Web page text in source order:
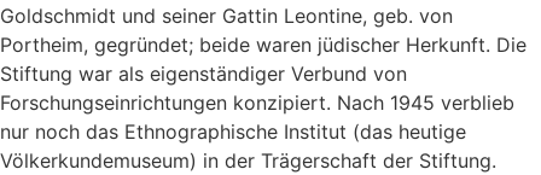
Goldschmidt und seiner Gattin Leontine, geb. von
Portheim, gegründet; beide waren jüdischer Herkunft. Die
Stiftung war als eigenständiger Verbund von
Forschungseinrichtungen konzipiert. Nach 1945 verblieb
nur noch das Ethnographische Institut (das heutige
Völkerkundemuseum) in der Trägerschaft der Stiftung.